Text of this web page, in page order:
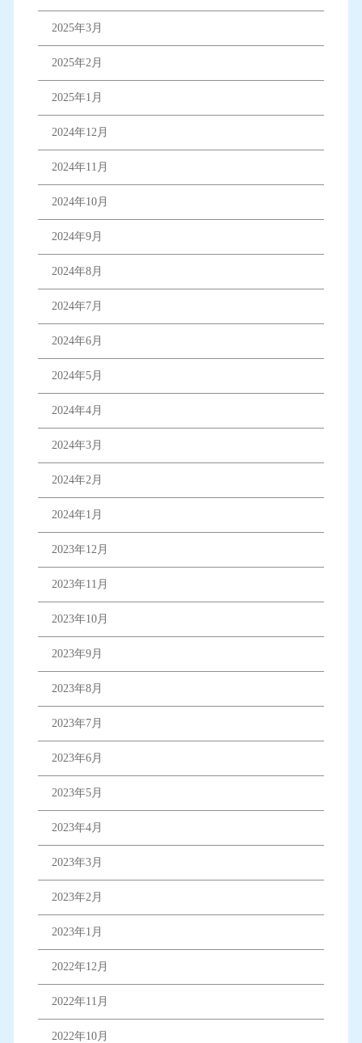
2025年3月
2025年2月
2025年1月
2024年12月
2024年11月
2024年10月
2024年9月
2024年8月
2024年7月
2024年6月
2024年5月
2024年4月
2024年3月
2024年2月
2024年1月
2023年12月
2023年11月
2023年10月
2023年9月
2023年8月
2023年7月
2023年6月
2023年5月
2023年4月
2023年3月
2023年2月
2023年1月
2022年12月
2022年11月
2022年10月